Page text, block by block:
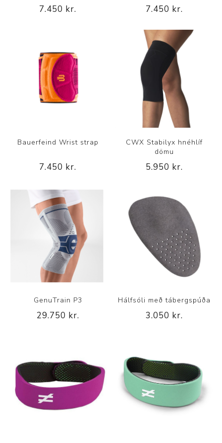
7.450 kr. 7.450 kr.
Bauerfeind Wrist strap
7.450 kr.
CWX Stabilyx hnéhlíf
dömu
5.950 kr.
GenuTrain P3
29.750 kr.
Hálfsóli með tábergspúða
3.050 kr.